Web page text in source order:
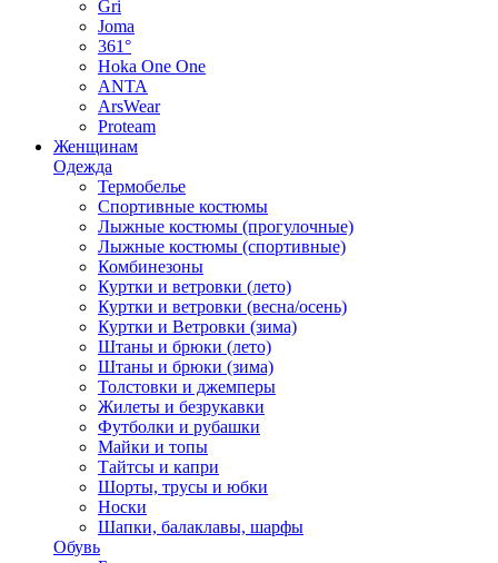
Gri
Joma
361°
Hoka One One
ANTA
ArsWear
Proteam
Женщинам
Одежда
Термобелье
Спортивные костюмы
Лыжные костюмы (прогулочные)
Лыжные костюмы (спортивные)
Комбинезоны
Куртки и ветровки (лето)
Куртки и ветровки (весна/осень)
Куртки и Ветровки (зима)
Штаны и брюки (лето)
Штаны и брюки (зима)
Толстовки и джемперы
Жилеты и безрукавки
Футболки и рубашки
Майки и топы
Тайтсы и капри
Шорты, трусы и юбки
Носки
Шапки, балаклавы, шарфы
Обувь